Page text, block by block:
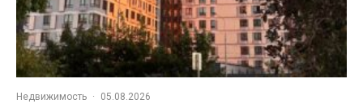
Недвижимость · 05.08.2026